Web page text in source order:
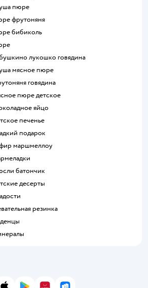
пюре
фрутоняня
бибиколь
лукошко говядина
мясное пюре
говядина
пюре детское
яйцо
печенье
подарок
маршмеллоу
батончик
десерты
резинка